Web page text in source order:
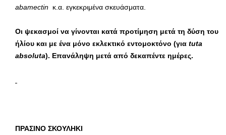
abamectin κ.α. εγκεκριμένα σκευάσματα.
Οι ψεκασμοί να γίνονται κατά προτίμηση μετά τη δύση του
ήλίου και με ένα μόνο εκλεκτικό εντομοκτόνο (για tuta
absoluta). Επανάληψη μετά από δεκαπέντε ημέρες.
ΠΡΑΣΙΝΟ ΣΚΟΥΛΗΚΙ